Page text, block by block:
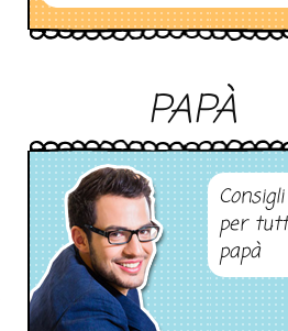
PAPÀ
per
papà